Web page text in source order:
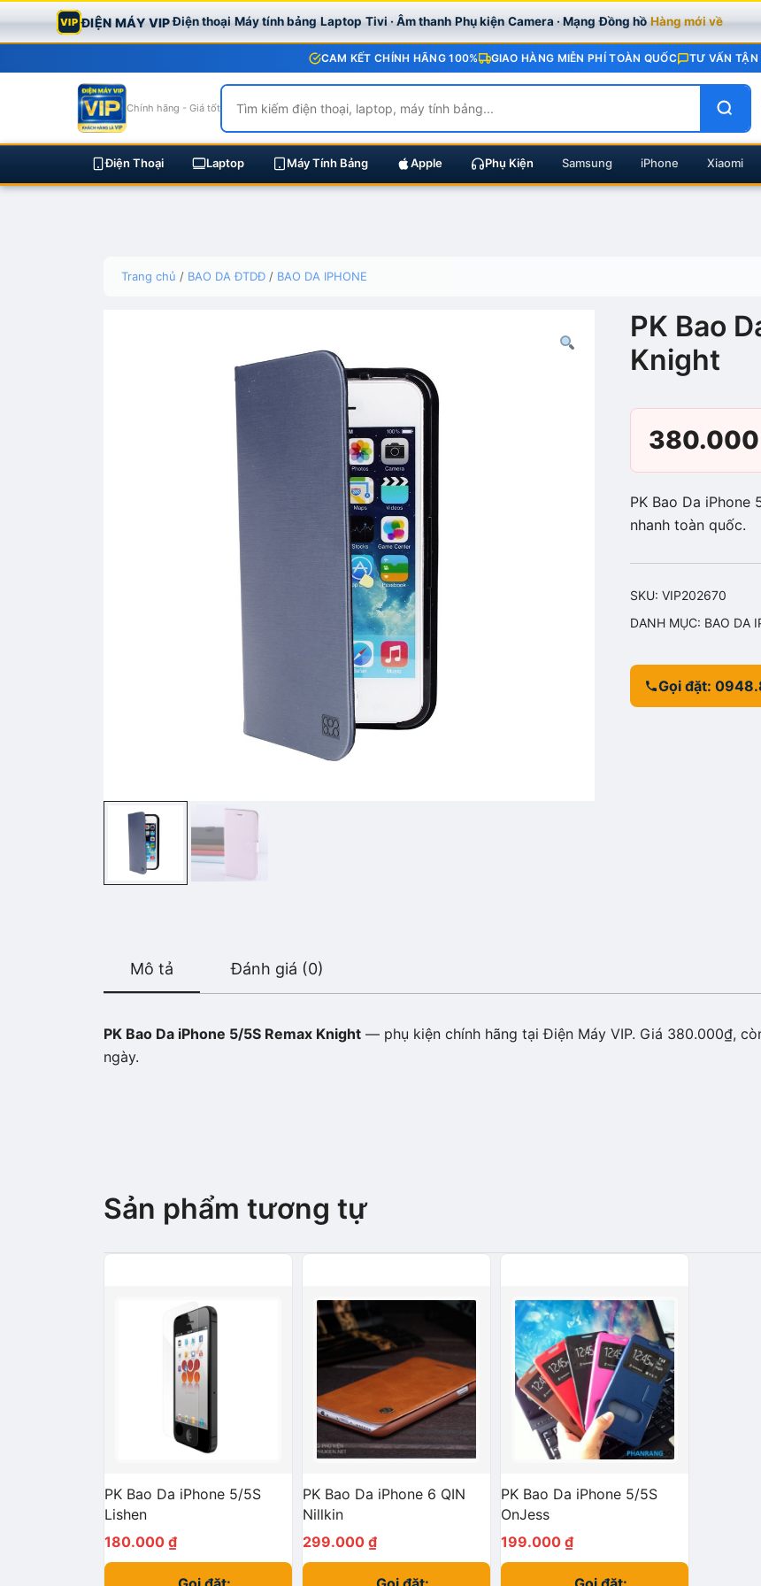
VIP ĐIỆN MÁY VIPĐiện thoại Máy tính bảng Laptop Tivi · Âm thanh Phụ kiện Camera · Mạng Đồng hồ Hàng mới về
CAM KẾT CHÍNH HÃNG 100% GIAO HÀNG MIỄN PHÍ TOÀN QUỐC TƯ VẤN
Chính hãng - Giá tốt
Điện Thoại Laptop Máy Tính Bảng Apple Phụ Kiện Samsung iPhone Xiaomi
Trang chủ / BAO DA ĐTDĐ / BAO DA IPHONE
PK Bao
Knight
380.000
PK Bao Da
nhanh toàn quốc.
SKU: VIP202670
DANH MỤC: BAO DA
Gọi đặt:
Mô tả Đánh giá (0)
PK Bao Da iPhone 5/5S Remax Knight — phụ kiện chính hãng tại Điện Máy VIP. Giá 380.000₫,
ngày.
Sản phẩm tương tự
PK Bao Da iPhone 5/5S
Lishen
180.000 ₫
PK Bao Da iPhone 6 QIN
Nillkin
299.000 ₫
PK Bao Da iPhone 5/5S
OnJess
199.000 ₫